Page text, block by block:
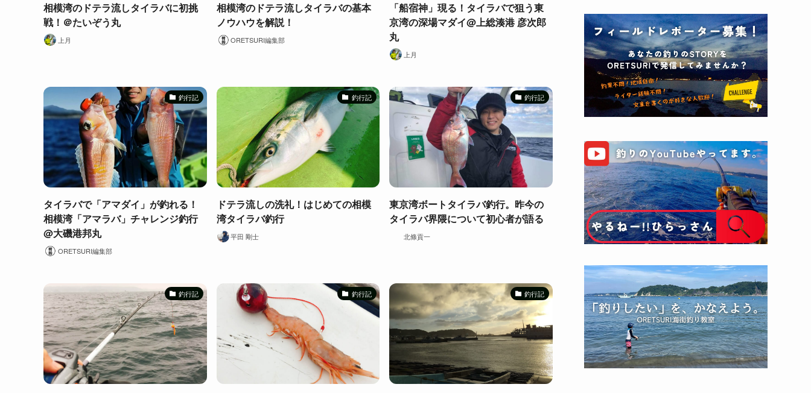
相模湾のドテラ流しタイラバに初挑
戦！＠たいぞう丸
上月
相模湾のドテラ流しタイラバの基本
ノウハウを解説！
ORETSURI編集部
「船宿神」現る！タイラバで狙う東
京湾の深場マダイ@上総湊港 彦次郎
丸
上月
釣行記
タイラバで「アマダイ」が釣れる！
相模湾「アマラバ」チャレンジ釣行
@大磯港邦丸
ORETSURI編集部
釣行記
ドテラ流しの洗礼！はじめての相模
湾タイラバ釣行
平田 剛士
釣行記
東京湾ボートタイラバ釣行。昨今の
タイラバ界隈について初心者が語る
北條貢一
釣行記 釣行記 釣行記